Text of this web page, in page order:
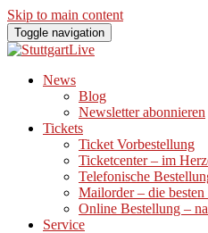
Skip to main content
Toggle navigation
News
Blog
Newsletter abonnieren
Tickets
Ticket Vorbestellung
Ticketcenter – im
Telefonische
Mailorder – die
Online Bestellung –
Service